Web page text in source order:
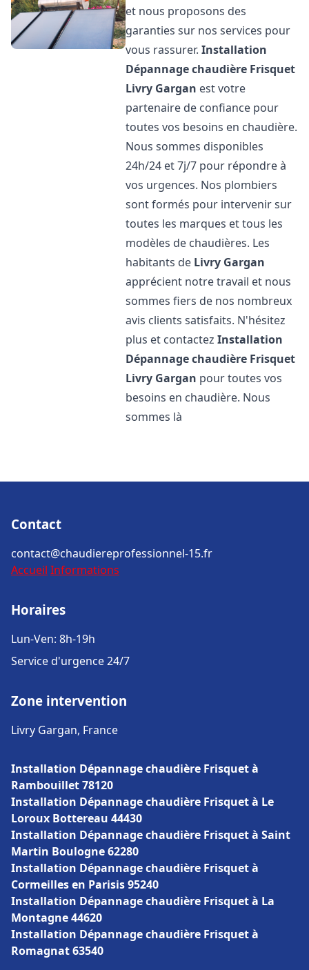
et nous proposons des
garanties sur nos services pour
vous rassurer.Installation
Dépannage chaudière Frisquet
Livry Gargan est votre
partenaire de confiance pour
toutes vos besoins en chaudière.
Nous sommes disponibles
24h/24 et 7j/7 pour répondre à
vos urgences. Nos plombiers
sont formés pour intervenir sur
toutes les marques et tous les
modèles de chaudières. Les
habitants de Livry Gargan
apprécient notre travail et nous
sommes fiers de nos nombreux
avis clients satisfaits. N'hésitez
plus et contactezInstallation
Dépannage chaudière Frisquet
Livry Gargan pour toutes vos
besoins en chaudière. Nous
sommes là
Contact
contact@chaudiereprofessionnel-15.fr
Accueil Informations
Horaires
Lun-Ven: 8h-19h
Service d'urgence 24/7
Zone intervention
Livry Gargan, France
Installation Dépannage chaudière Frisquet à
Rambouillet 78120
Installation Dépannage chaudière Frisquet à Le
Loroux Bottereau 44430
Installation Dépannage chaudière Frisquet à Saint
Martin Boulogne 62280
Installation Dépannage chaudière Frisquet à
Cormeilles en Parisis 95240
Installation Dépannage chaudière Frisquet à La
Montagne 44620
Installation Dépannage chaudière Frisquet à
Romagnat 63540